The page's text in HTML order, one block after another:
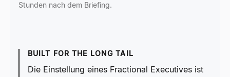
Stunden nach dem Briefing.
BUILT FOR THE LONG TAIL
Die Einstellung eines Fractional Executives ist